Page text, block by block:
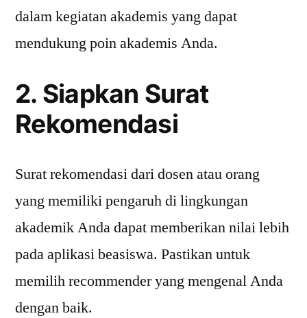
dalam kegiatan akademis yang dapat
mendukung poin akademis Anda.
2. Siapkan Surat
Rekomendasi
Surat rekomendasi dari dosen atau orang
yang memiliki pengaruh di lingkungan
akademik Anda dapat memberikan nilai lebih
pada aplikasi beasiswa. Pastikan untuk
memilih recommender yang mengenal Anda
dengan baik.